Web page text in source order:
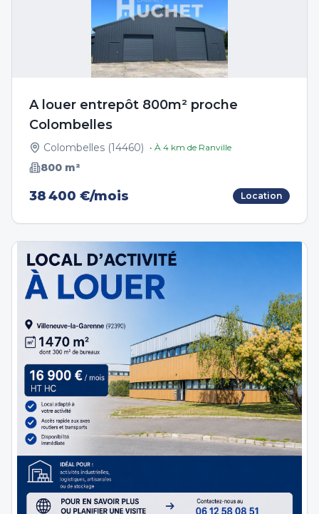
A louer entrepôt 800m² proche
Colombelles
Colombelles (14460) • À 4 km de Ranville
800 m²
38 400 €/mois Location